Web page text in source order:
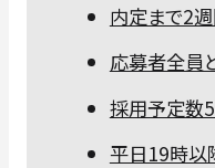
内定まで2
応募者全員
採用予定数
平日19時以